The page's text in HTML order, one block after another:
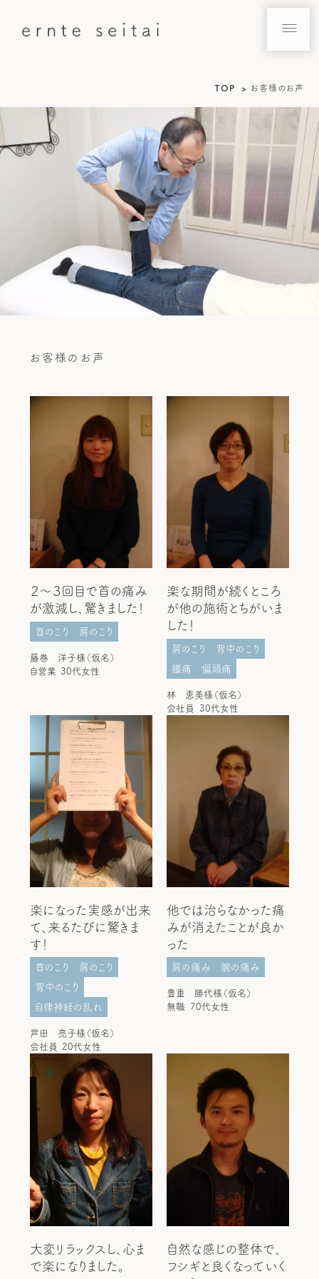
TOP お客様のお声
お客様のお声
２〜３回目で首の痛み
が激減し、驚きました！
首のこり 肩のこり
藤巻 洋子様（仮名）
自営業 30代女性
楽な期間が続くところ
が他の施術とちがいま
した！
肩のこり
背中のこり
腰痛
偏頭痛
林 恵美様（仮名）
会社員
30代女性
楽になった実感が出来
て、来るたびに驚きま
す！
首のこり
肩のこり
背中のこり
自律神経の乱れ
芦田 亮子様（仮名）
会社員
20代女性
他では治らなかった痛
みが消えたことが良か
った
肩の痛み 腕の痛み
豊重 勝代様（仮名）
無職
70代女性
大変リラックスし、心ま
で楽になりました。
自然な感じの整体で、
フシギと良くなっていく